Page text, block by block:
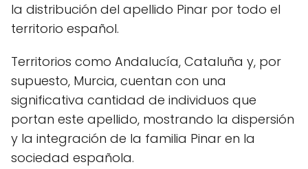
la distribución del apellido Pinar por todo el
territorio español.
Territorios como Andalucía, Cataluña y, por
supuesto, Murcia, cuentan con una
significativa cantidad de individuos que
portan este apellido, mostrando la dispersión
y la integración de la familia Pinar en la
sociedad española.